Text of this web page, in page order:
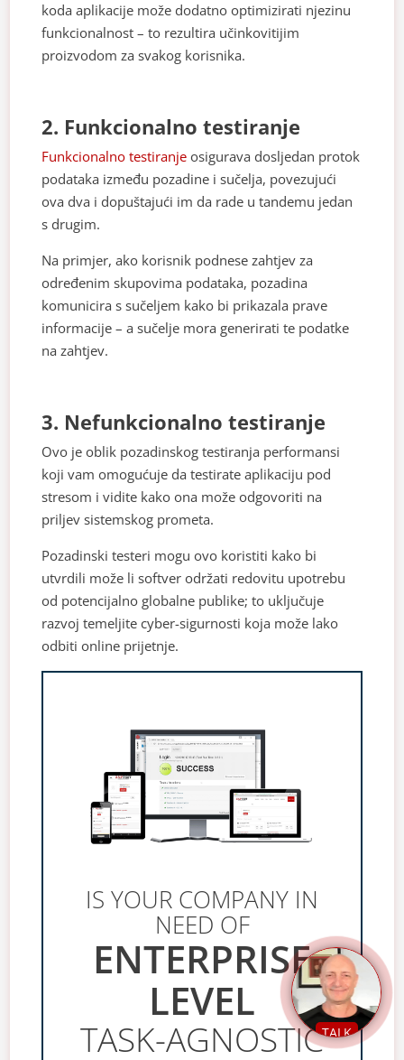
koda aplikacije može dodatno optimizirati njezinu
funkcionalnost – to rezultira učinkovitijim
proizvodom za svakog korisnika.
2. Funkcionalno testiranje
Funkcionalno testiranje osigurava dosljedan protok
podataka između pozadine i sučelja, povezujući
ova dva i dopuštajući im da rade u tandemu jedan
s drugim.
Na primjer, ako korisnik podnese zahtjev za
određenim skupovima podataka, pozadina
komunicira s sučeljem kako bi prikazala prave
informacije – a sučelje mora generirati te podatke
na zahtjev.
3. Nefunkcionalno testiranje
Ovo je oblik pozadinskog testiranja performansi
koji vam omogućuje da testirate aplikaciju pod
stresom i vidite kako ona može odgovoriti na
priljev sistemskog prometa.
Pozadinski testeri mogu ovo koristiti kako bi
utvrdili može li softver održati redovitu upotrebu
od potencijalno globalne publike; to uključuje
razvoj temeljite cyber-sigurnosti koja može lako
odbiti online prijetnje.
IS YOUR COMPANY IN
NEED OF
ENTERPRISE
LEVEL
TASK-AGNOSTICTALK